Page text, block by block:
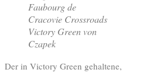
Faubourg de
Cracovie Crossroads
Victory Green von
Czapek
Der in Victory Green gehaltene,